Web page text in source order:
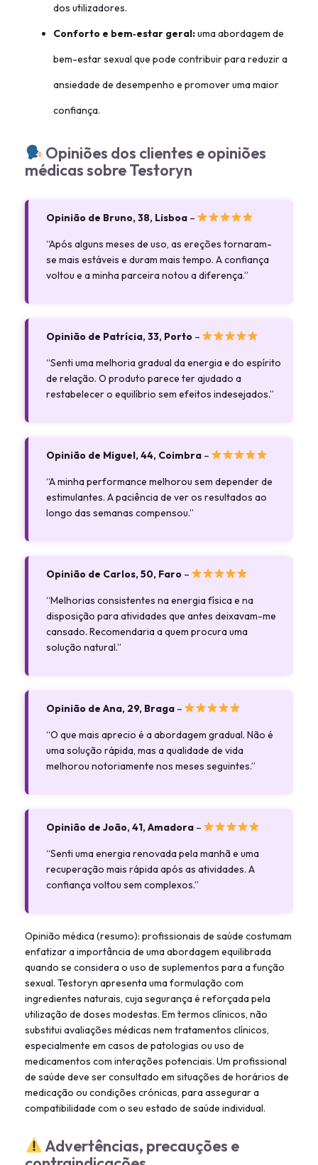
dos utilizadores.
Conforto e bem‑estar geral:uma abordagem de
bem-estar sexual que pode contribuir para reduzir a
ansiedade de desempenho e promover uma maior
confiança.
Opiniões dos clientes e opiniões
médicas sobre Testoryn
Opinião de Bruno, 38, Lisboa–
“Após alguns meses de uso, as ereções tornaram-
se mais estáveis e duram mais tempo. A confiança
voltou e a minha parceira notou a diferença.”
Opinião de Patrícia, 33, Porto–
“Senti uma melhoria gradual da energia e do espírito
de relação. O produto parece ter ajudado a
restabelecer o equilíbrio sem efeitos indesejados.”
Opinião de Miguel, 44, Coimbra–
“A minha performance melhorou sem depender de
estimulantes. A paciência de ver os resultados ao
longo das semanas compensou.”
Opinião de Carlos, 50, Faro–
“Melhorias consistentes na energia física e na
disposição para atividades que antes deixavam-me
cansado. Recomendaria a quem procura uma
solução natural.”
Opinião de Ana, 29, Braga–
“O que mais aprecio é a abordagem gradual. Não é
uma solução rápida, mas a qualidade de vida
melhorou notoriamente nos meses seguintes.”
Opinião de João, 41, Amadora–
“Senti uma energia renovada pela manhã e uma
recuperação mais rápida após as atividades. A
confiança voltou sem complexos.”
Opinião médica (resumo): profissionais de saúde costumam
enfatizar a importância de uma abordagem equilibrada
quando se considera o uso de suplementos para a função
sexual. Testoryn apresenta uma formulação com
ingredientes naturais, cuja segurança é reforçada pela
utilização de doses modestas. Em termos clínicos, não
substitui avaliações médicas nem tratamentos clínicos,
especialmente em casos de patologias ou uso de
medicamentos com interações potenciais. Um profissional
de saúde deve ser consultado em situações de horários de
medicação ou condições crónicas, para assegurar a
compatibilidade com o seu estado de saúde individual.
Advertências, precauções e